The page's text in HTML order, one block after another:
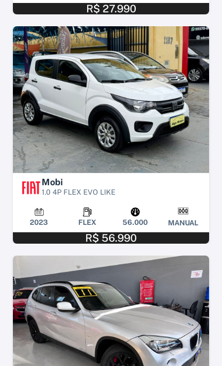
R$ 27.990
Mobi
1.0 4P FLEX EVO LIKE
2023 FLEX 56.000 MANUAL
R$ 56.990